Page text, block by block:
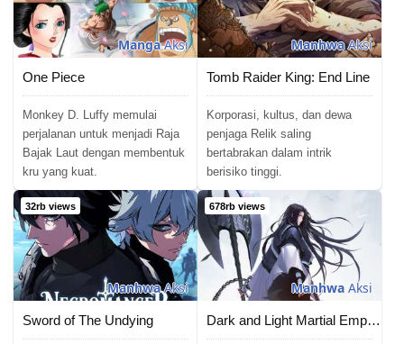
MangaAksi
One Piece
Monkey D. Luffy memulai
perjalanan untuk menjadi Raja
Bajak Laut dengan membentuk
kru yang kuat.
ManhwaAksi
Tomb Raider King: End Line
Korporasi, kultus, dan dewa
penjaga Relik saling
bertabrakan dalam intrik
berisiko tinggi.
32rb views
ManhwaAksi
Sword of The Undying
678rb views
Manhwa Aksi
Dark and Light Martial Emperor